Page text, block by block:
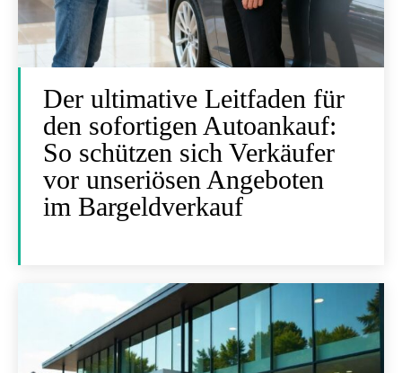
Der ultimative Leitfaden für
den sofortigen Autoankauf:
So schützen sich Verkäufer
vor unseriösen Angeboten
im Bargeldverkauf